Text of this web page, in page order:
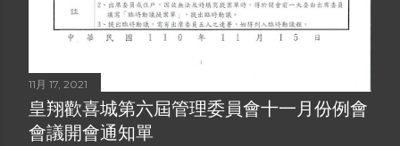
11月 17, 2021
皇翔歡喜城第六屆管理委員會十一月份例會
會議開會通知單